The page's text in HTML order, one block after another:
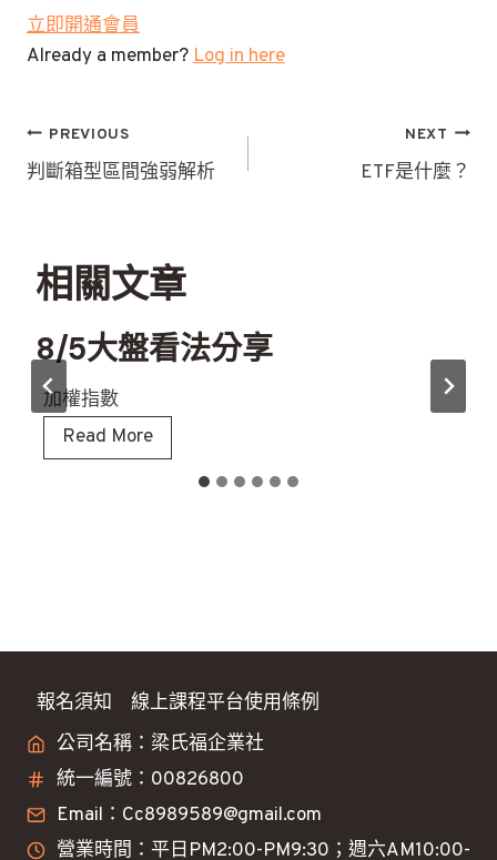
立即開通會員
Already a member?Log in here
文
章
覽
PREVIOUS
判斷箱型區間強弱解析
NEXT
ETF是什麼？
相關文章
8/5大盤看法分享
加權指數
Read More8
/
分
報名須知
線上課程平台使用條例
公司名稱：梁氏福企業社
統一編號：00826800
Email：Cc8989589@gmail.com
營業時間：平日PM2:00-PM9:30；週六AM10:00-